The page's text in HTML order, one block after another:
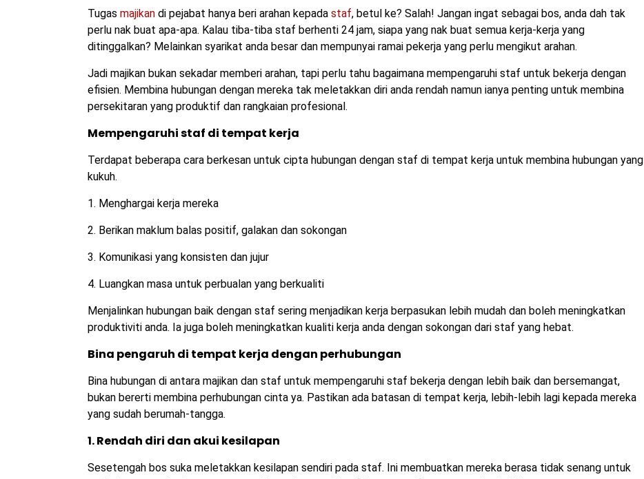
Tugas majikan di pejabat hanya beri arahan kepada staf, betul ke? Salah! Jangan ingat sebagai bos, anda dah tak
perlu nak buat apa-apa. Kalau tiba-tiba staf berhenti 24 jam, siapa yang nak buat semua kerja-kerja yang
ditinggalkan? Melainkan syarikat anda besar dan mempunyai ramai pekerja yang perlu mengikut arahan.
Jadi majikan bukan sekadar memberi arahan, tapi perlu tahu bagaimana mempengaruhi staf untuk bekerja dengan
efisien. Membina hubungan dengan mereka tak meletakkan diri anda rendah namun ianya penting untuk membina
persekitaran yang produktif dan rangkaian profesional.
Mempengaruhi staf di tempat kerja
Terdapat beberapa cara berkesan untuk cipta hubungan dengan staf di tempat kerja untuk membina hubungan yang
kukuh.
1. Menghargai kerja mereka
2. Berikan maklum balas positif, galakan dan sokongan
3. Komunikasi yang konsisten dan jujur
4. Luangkan masa untuk perbualan yang berkualiti
Menjalinkan hubungan baik dengan staf sering menjadikan kerja berpasukan lebih mudah dan boleh meningkatkan
produktiviti anda. Ia juga boleh meningkatkan kualiti kerja anda dengan sokongan dari staf yang hebat.
Bina pengaruh di tempat kerja dengan perhubungan
Bina hubungan di antara majikan dan staf untuk mempengaruhi staf bekerja dengan lebih baik dan bersemangat,
bukan bererti membina perhubungan cinta ya. Pastikan ada batasan di tempat kerja, lebih-lebih lagi kepada mereka
yang sudah berumah-tangga.
1. Rendah diri dan akui kesilapan
Sesetengah bos suka meletakkan kesilapan sendiri pada staf. Ini membuatkan mereka berasa tidak senang untuk